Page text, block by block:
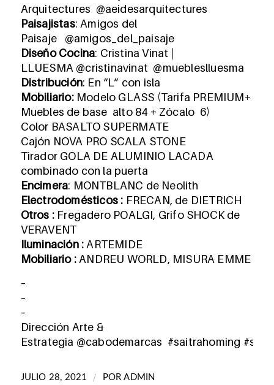
Arquitectures @aeidesarquitectures
Paisajistas: Amigos del
Paisaje
@amigos_del_paisaje
Diseño Cocina: Cristina Vinat |
LLUESMA @cristinavinat @muebleslluesma
Distribución: En “L” con isla
Mobiliario:Modelo GLASS (Tarifa PREMIUM+
Muebles de base alto 84 + Zócalo 6)
Color BASALTO SUPERMATE
Cajón NOVA PRO SCALA STONE
Tirador GOLA DE ALUMINIO LACADA
combinado con la puerta
Encimera: MONTBLANC de Neolith
Electrodomésticos : FRECAN, de DIETRICH
Otros : Fregadero POALGI, Grifo SHOCK de
VERAVENT
Iluminación : ARTEMIDE
Mobiliario : ANDREU WORLD, MISURA EMME
–
–
–
Dirección Arte &
Estrategia @cabodemarcas #saitrahoming
JULIO 28, 2021 / PORADMIN